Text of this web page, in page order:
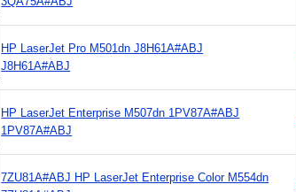
HP LaserJet Pro M501dn J8H61A#ABJ
J8H61A#ABJ
HP LaserJet Enterprise M507dn 1PV87A#ABJ
1PV87A#ABJ
7ZU81A#ABJ HP LaserJet Enterprise Color M554dn